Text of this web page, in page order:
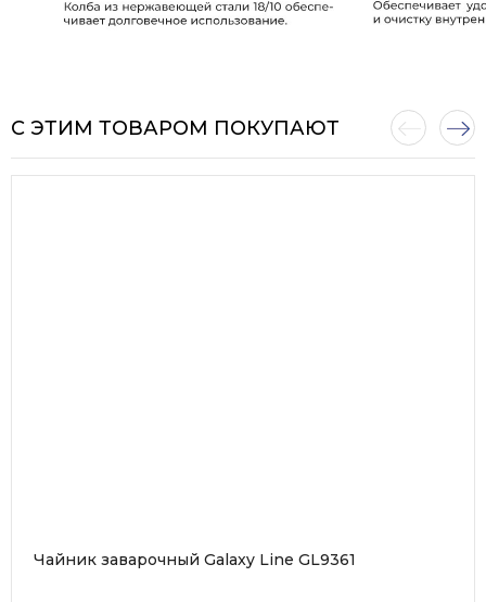
С ЭТИМ ТОВАРОМ ПОКУПАЮТ
Чайник заварочный Galaxy Line GL9361